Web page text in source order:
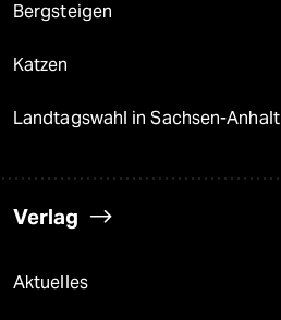
Bergsteigen
Katzen
Landtagswahl in Sachsen-Anhalt
Verlag
Aktuelles